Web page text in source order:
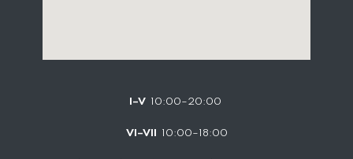
I–V 10:00–20:00
VI–VII 10:00–18:00